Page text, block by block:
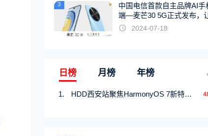
3
中国电信首款自主品牌AI手
端—麦芒30 5G正式发布，
触手可及2024-07-18
日榜 月榜 年榜
HDD西安站聚焦HarmonyOS 7新特性，解锁从互联到智能的应用开发新范式